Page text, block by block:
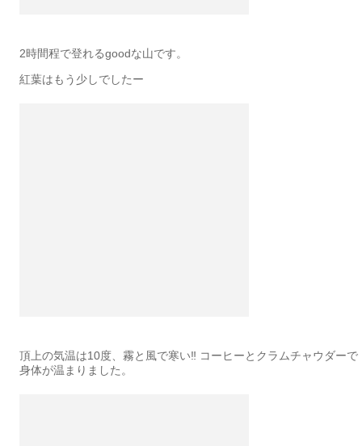
2時間程で登れるgoodな山です。
紅葉はもう少しでしたー
頂上の気温は10度、霧と風で寒い‼︎ コーヒーとクラムチャウダーで
身体が温まりました。